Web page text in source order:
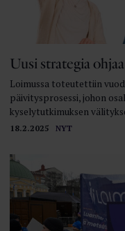
18.2.2025 NYT
Uusi strategia
Loimussa toteutettiin
päivitysprosessi, johon
kyselytutkimuksen